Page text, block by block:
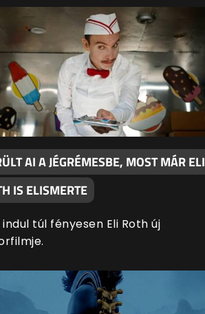
AI A JÉGRÉMESBE, MOST MÁR ELI
IS ELISMERTE
indul túl fényesen Eli Roth új